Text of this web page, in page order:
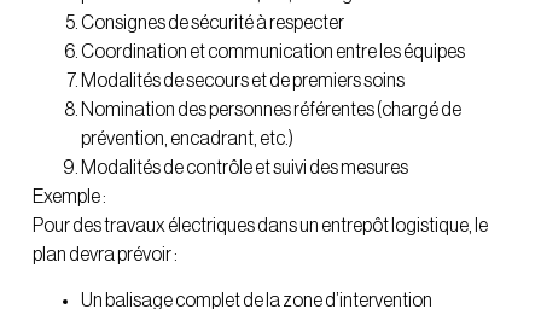
Consignes de sécurité à respecter
Coordination et communication entre les équipes
Modalités de secours et de premiers soins
Nomination des personnes référentes (chargé de
prévention, encadrant, etc.)
Modalités de contrôle et suivi des mesures
Exemple :
Pour des travaux électriques dans un entrepôt logistique, le
plan devra prévoir :
Un balisage complet de la zone d’intervention